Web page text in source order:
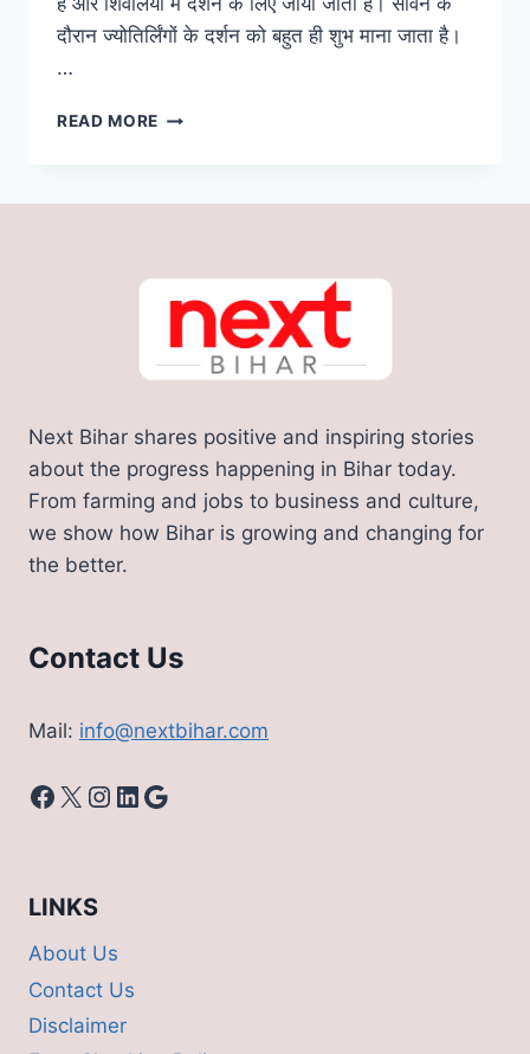
दौरान ज्योतिर्लिंगों के दर्शन को बहुत ही शुभ माना जाता है।
…
READ MORE IRCTC
ज्योतिर्लिंगों
की
917
रुपये
आएगा
खर्च,
जानिए
Next Bihar shares positive and inspiring stories
about the progress happening in Bihar today.
From farming and jobs to business and culture,
we show how Bihar is growing and changing for
the better.
Contact Us
Mail: info@nextbihar.com
Facebook
X Instagram
LinkedIn
Google
LINKS
About Us
Contact Us
Disclaimer